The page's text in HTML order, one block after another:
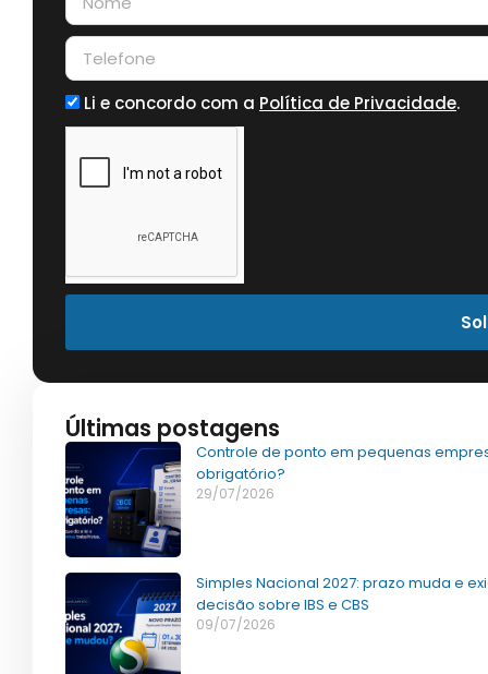
Li e concordo com a Política de Privacidade.
Últimas postagens
Controle de ponto em pequenas
obrigatório?
29/07/2026
Simples Nacional 2027: prazo muda e
decisão sobre IBS e CBS
09/07/2026